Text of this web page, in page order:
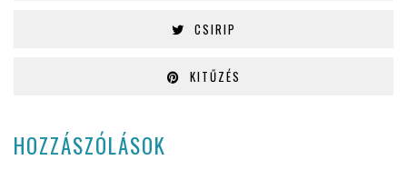
CSIRIP
KITŰZÉS
HOZZÁSZÓLÁSOK